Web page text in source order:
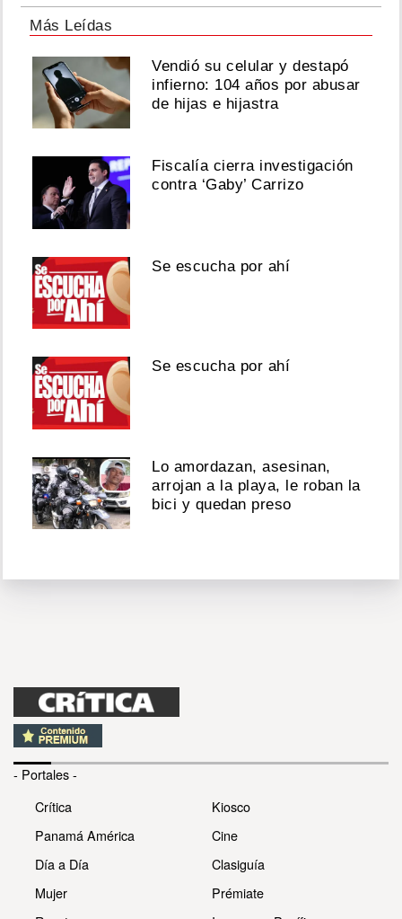
Más Leídas
Vendió su celular y destapó
infierno: 104 años por abusar
de hijas e hijastra
Fiscalía cierra investigación
contra ‘Gaby’ Carrizo
Se escucha por ahí
Se escucha por ahí
Lo amordazan, asesinan,
arrojan a la playa, le roban la
bici y quedan preso
- Portales -
Crítica
Panamá América
Día a Día
Mujer
Kiosco
Cine
Clasiguía
Prémiate